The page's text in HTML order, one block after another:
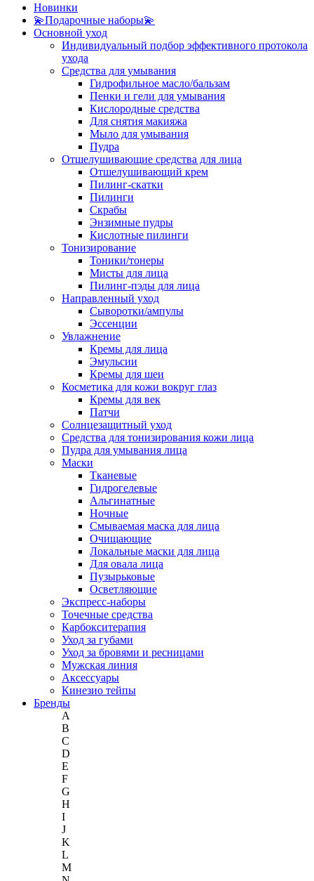
Новинки
💫Подарочные наборы💫
Основной уход
Индивидуальный подбор эффективного протокола
ухода
Средства для умывания
Гидрофильное масло/бальзам
Пенки и гели для умывания
Кислородные средства
Для снятия макияжа
Мыло для умывания
Пудра
Отшелушивающие средства для лица
Отшелушивающий крем
Пилинг-скатки
Пилинги
Скрабы
Энзимные пудры
Кислотные пилинги
Тонизирование
Тоники/тонеры
Мисты для лица
Пилинг-пэды для лица
Направленный уход
Сыворотки/ампулы
Эссенции
Увлажнение
Кремы для лица
Эмульсии
Кремы для шеи
Косметика для кожи вокруг глаз
Кремы для век
Патчи
Солнцезащитный уход
Средства для тонизирования кожи лица
Пудра для умывания лица
Маски
Тканевые
Гидрогелевые
Альгинатные
Ночные
Смываемая маска для лица
Очищающие
Локальные маски для лица
Для овала лица
Пузырьковые
Осветляющие
Экспресс-наборы
Точечные средства
Карбокситерапия
Уход за губами
Уход за бровями и ресницами
Мужская линия
Аксессуары
Кинезио тейпы
Бренды
A
B
C
D
E
F
G
H
I
J
K
L
M